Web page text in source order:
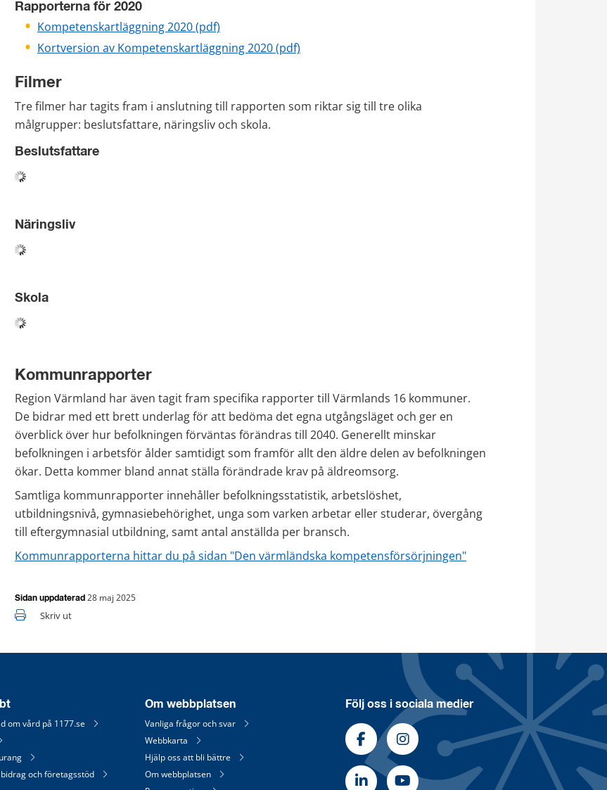
Rapporterna för 2020
Kompetenskartläggning 2020 (pdf)
Kortversion av Kompetenskartläggning 2020 (pdf)
Filmer
Tre filmer har tagits fram i anslutning till rapporten som riktar sig till tre olika
målgrupper: beslutsfattare, näringsliv och skola.
Beslutsfattare
Näringsliv
Skola
Kommunrapporter
Region Värmland har även tagit fram specifika rapporter till Värmlands 16 kommuner.
De bidrar med ett brett underlag för att bedöma det egna utgångsläget och ger en
överblick över hur befolkningen förväntas förändras till 2040. Generellt minskar
befolkningen i arbetsför ålder samtidigt som framför allt den äldre delen av befolkningen
ökar. Detta kommer bland annat ställa förändrade krav på äldreomsorg.
Samtliga kommunrapporter innehåller befolkningsstatistik, arbetslöshet,
utbildningsnivå, gymnasiebehörighet, unga som varken arbetar eller studerar, övergång
till eftergymnasial utbildning, samt antal anställda per bransch.
Kommunrapporterna hittar du på sidan "Den värmländska kompetensförsörjningen"
Sidan uppdaterad 28 maj 2025
Skriv ut
om vård på 1177.se
och företagsstöd
Om webbplatsen
Vanliga frågor och svar
Webbkarta
Hjälp oss att bli bättre
Om webbplatsen
Följ oss i sociala medier